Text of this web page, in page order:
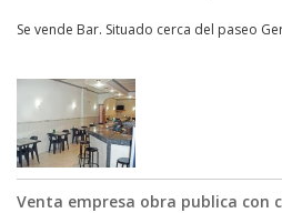
Se vende Bar. Situado cerca del paseo
Venta empresa obra publica con